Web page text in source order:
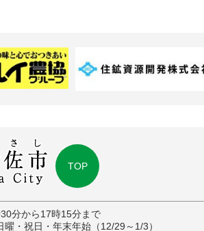
TOP
分から17時15分まで
・祝日・年末年始（12/29～1/3）